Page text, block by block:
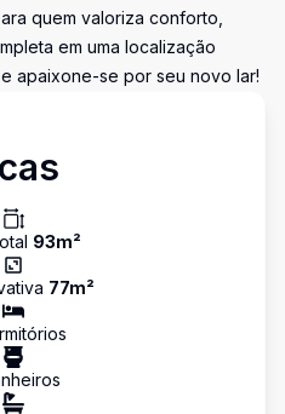
quem valoriza conforto,
em uma localização
apaixone-se por seu novo lar!
93m²
77m²
s
s